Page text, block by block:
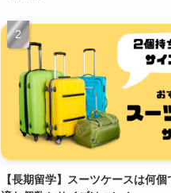
【長期留学】スーツケースは何